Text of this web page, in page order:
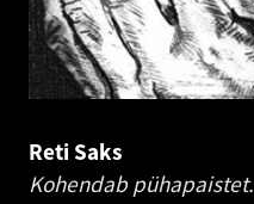
Reti Saks
Kohendab pühapaistet.